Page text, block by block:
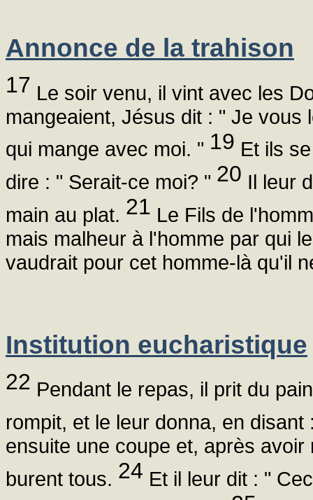
Annonce de la trahison
17 Le soir venu, il vint avec les
mangeaient, Jésus dit : " Je
qui mange avec moi. " 19 Et ils
dire : " Serait-ce moi? " 20 Il leur
main au plat. 21 Le Fils de
mais malheur à l'homme par qui
vaudrait pour cet homme-là qu'il
Institution eucharistique
22 Pendant le repas, il prit du
rompit, et le leur donna, en
ensuite une coupe et, après
burent tous. 24 Et il leur dit : "